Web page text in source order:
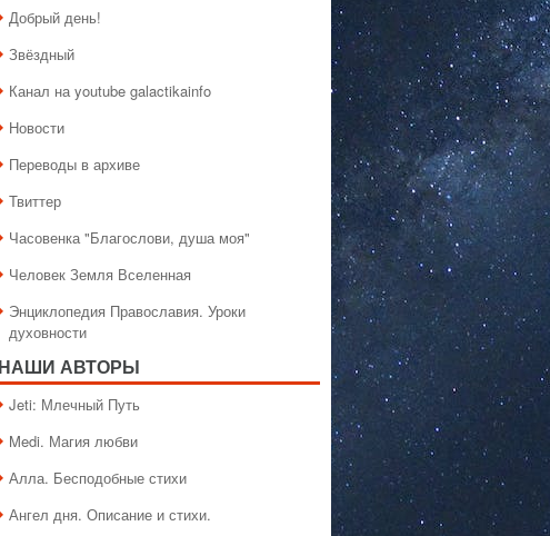
Добрый день!
Звёздный
Канал на youtube galactikainfo
Новости
Переводы в архиве
Твиттер
Часовенка "Благослови, душа моя"
Человек Земля Вселенная
Энциклопедия Православия. Уроки
духовности
НАШИ АВТОРЫ
Jeti: Млечный Путь
Medi. Магия любви
Алла. Бесподобные стихи
Ангел дня. Описание и стихи.